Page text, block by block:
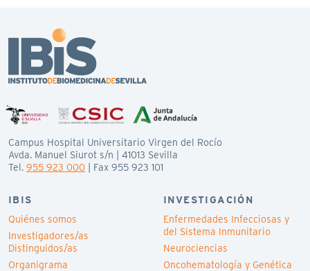
Campus Hospital Universitario Virgen del Rocío
Avda. Manuel Siurot s/n | 41013 Sevilla
Tel. 955 923 000 | Fax 955 923 101
IBIS
Quiénes somos
Investigadores/as
Distinguidos/as
Organigrama
INVESTIGACIÓN
Enfermedades Infecciosas y
del Sistema Inmunitario
Neurociencias
Oncohematología y Genética